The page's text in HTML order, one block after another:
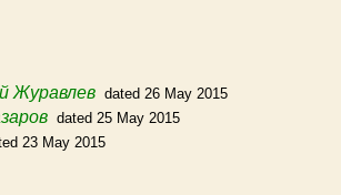
Журавлев dated 26 May 2015
dated 25 May 2015
23 May 2015